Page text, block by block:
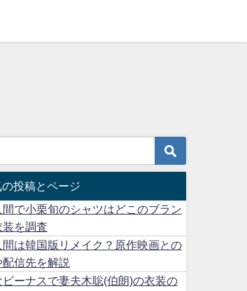
の投稿とページ
間で小栗旬のシャツはどこのブラン
装を調査
間は韓国版リメイク？原作映画との
信先を解説
ビーナスで妻夫木聡(伯朗)の衣装の